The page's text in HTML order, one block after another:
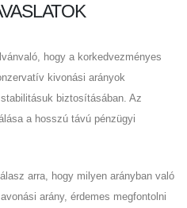
hogy a korkedvezményes
kivonási arányok
biztosításában. Az
a hosszú távú pénzügyi
arra, hogy milyen arányban való
arány, érdemes megfontolni